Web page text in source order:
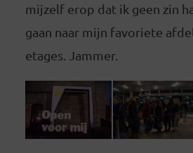
mijzelf erop dat ik geen zin
gaan naar mijn favoriete
etages. Jammer.